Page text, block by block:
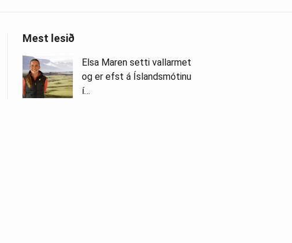
Mest lesið
Elsa Maren setti vallarmet
og er efst á Íslandsmótinu
í…